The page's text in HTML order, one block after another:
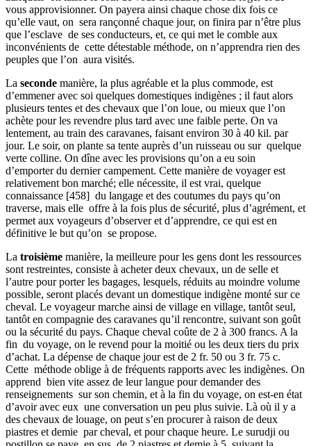
vous approvisionner. On payera ainsi chaque chose dix fois ce
qu’elle vaut, on sera rançonné chaque jour, on finira par n’être plus
que l’esclave de ses conducteurs, et, ce qui met le comble aux
inconvénients de cette détestable méthode, on n’apprendra rien des
peuples que l’on aura visités.
La seconde manière, la plus agréable et la plus commode, est
d’emmener avec soi quelques domestiques indigènes ; il faut alors
plusieurs tentes et des chevaux que l’on loue, ou mieux que l’on
achète pour les revendre plus tard avec une faible perte. On va
lentement, au train des caravanes, faisant environ 30 à 40 kil. par
jour. Le soir, on plante sa tente auprès d’un ruisseau ou sur quelque
verte colline. On dîne avec les provisions qu’on a eu soin
d’emporter du dernier campement. Cette manière de voyager est
relativement bon marché; elle nécessite, il est vrai, quelque
connaissance [458] du langage et des coutumes du pays qu’on
traverse, mais elle offre à la fois plus de sécurité, plus d’agrément, et
permet aux voyageurs d’observer et d’apprendre, ce qui est en
définitive le but qu’on se propose.
La troisième manière, la meilleure pour les gens dont les ressources
sont restreintes, consiste à acheter deux chevaux, un de selle et
l’autre pour porter les bagages, lesquels, réduits au moindre volume
possible, seront placés devant un domestique indigène monté sur ce
cheval. Le voyageur marche ainsi de village en village, tantôt seul,
tantôt en compagnie des caravanes qu’il rencontre, suivant son goût
ou la sécurité du pays. Chaque cheval coûte de 2 à 300 francs. A la
fin du voyage, on le revend pour la moitié ou les deux tiers du prix
d’achat. La dépense de chaque jour est de 2 fr. 50 ou 3 fr. 75 c.
Cette méthode oblige à de fréquents rapports avec les indigènes. On
apprend bien vite assez de leur langue pour demander des
renseignements sur son chemin, et à la fin du voyage, on est-en état
d’avoir avec eux une conversation un peu plus suivie. Là où il y a
des chevaux de louage, on peut s’en procurer à raison de deux
piastres et demie par cheval, et pour chaque heure. Le surudji ou